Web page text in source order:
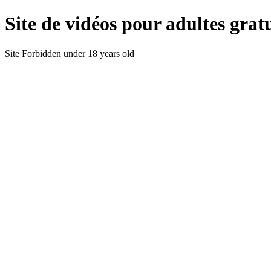
Site de vidéos pour adultes
Site Forbidden under 18 years old